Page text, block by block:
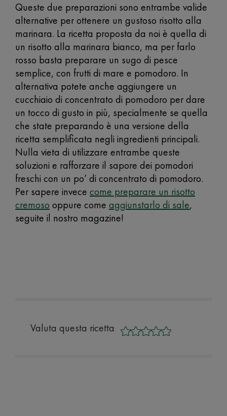
Queste due preparazioni sono entrambe valide
alternative per ottenere un gustoso risotto alla
marinara. La ricetta proposta da noi è quella di
un risotto alla marinara bianco, ma per farlo
rosso basta preparare un sugo di pesce
semplice, con frutti di mare e pomodoro. In
alternativa potete anche aggiungere un
cucchiaio di concentrato di pomodoro per dare
un tocco di gusto in più, specialmente se quella
che state preparando è una versione della
ricetta semplificata negli ingredienti principali.
Nulla vieta di utilizzare entrambe queste
soluzioni e rafforzare il sapore dei pomodori
freschi con un po’ di concentrato di pomodoro.
Per sapere invece come preparare un risotto
cremoso oppure come aggiunstarlo di sale,
seguite il nostro magazine!
Valuta questa ricetta